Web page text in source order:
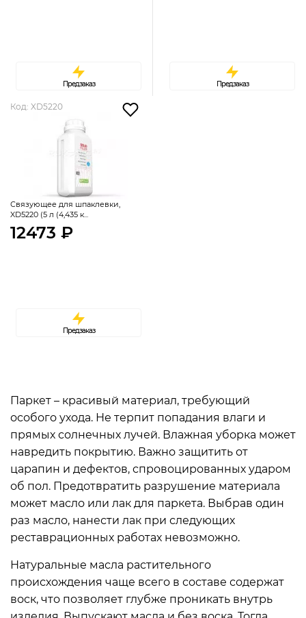
Предзаказ Предзаказ
Код: XD5220
Связующее для шпаклевки,
XD5220 (5 л (4,435 к...
12473 ₽
Предзаказ
Паркет – красивый материал, требующий
особого ухода. Не терпит попадания влаги и
прямых солнечных лучей. Влажная уборка может
навредить покрытию. Важно защитить от
царапин и дефектов, спровоцированных ударом
об пол. Предотвратить разрушение материала
может масло или лак для паркета. Выбрав один
раз масло, нанести лак при следующих
реставрационных работах невозможно.
Натуральные масла растительного
происхождения чаще всего в составе содержат
воск, что позволяет глубже проникать внутрь